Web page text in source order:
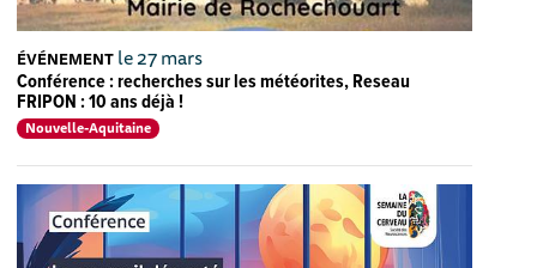
ÉVÉNEMENT le 27 mars
Conférence : recherches sur les météorites, Reseau
FRIPON : 10 ans déjà !
Nouvelle-Aquitaine